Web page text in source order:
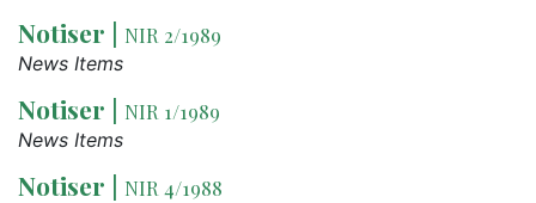
Notiser | NIR 2/1989
News Items
Notiser | NIR 1/1989
News Items
Notiser | NIR 4/1988